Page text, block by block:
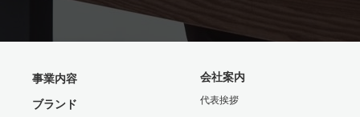
事業内容
ブランド
会社案内
代表挨拶